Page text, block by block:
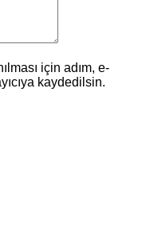
için adım, e-
kaydedilsin.